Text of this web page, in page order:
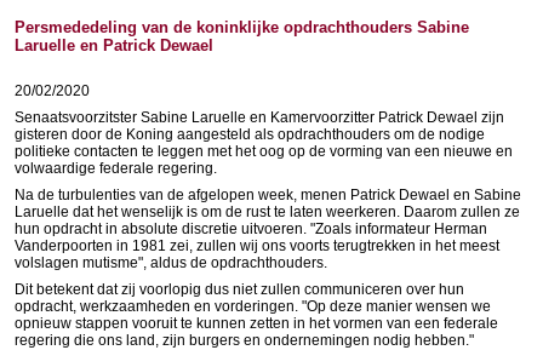
Persmededeling van de koninklijke opdrachthouders Sabine
Laruelle en Patrick Dewael
20/02/2020
Senaatsvoorzitster Sabine Laruelle en Kamervoorzitter Patrick Dewael zijn
gisteren door de Koning aangesteld als opdrachthouders om de nodige
politieke contacten te leggen met het oog op de vorming van een nieuwe en
volwaardige federale regering.
Na de turbulenties van de afgelopen week, menen Patrick Dewael en Sabine
Laruelle dat het wenselijk is om de rust te laten weerkeren. Daarom zullen ze
hun opdracht in absolute discretie uitvoeren. "Zoals informateur Herman
Vanderpoorten in 1981 zei, zullen wij ons voorts terugtrekken in het meest
volslagen mutisme", aldus de opdrachthouders.
Dit betekent dat zij voorlopig dus niet zullen communiceren over hun
opdracht, werkzaamheden en vorderingen. "Op deze manier wensen we
opnieuw stappen vooruit te kunnen zetten in het vormen van een federale
regering die ons land, zijn burgers en ondernemingen nodig hebben."